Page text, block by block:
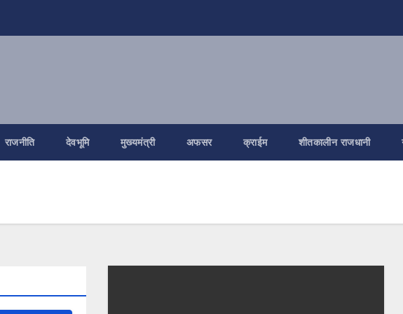
राजनीति देवभूमि मुख्यमंत्री अफसर क्राईम शीतकालीन राजधानी